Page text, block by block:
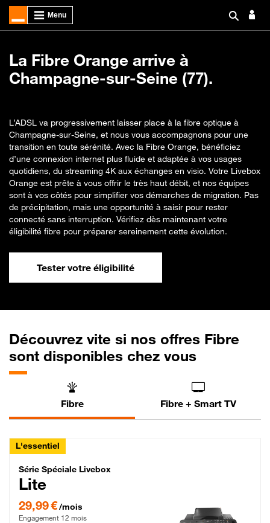
La Fibre Orange arrive à
Champagne-sur-Seine (77).
L’ADSL va progressivement laisser place à la fibre optique à
Champagne-sur-Seine, et nous vous accompagnons pour une
transition en toute sérénité. Avec la Fibre Orange, bénéficiez
d’une connexion internet plus fluide et adaptée à vos usages
quotidiens, du streaming 4K aux échanges en visio. Votre Livebox
Orange est prête à vous offrir le très haut débit, et nos équipes
sont à vos côtés pour simplifier vos démarches de migration. Pas
de précipitation, mais une opportunité à saisir pour rester
connecté sans interruption. Vérifiez dès maintenant votre
éligibilité fibre pour préparer sereinement cette évolution.
Tester votre éligibilité
Découvrez vite si nos offres Fibre
sont disponibles chez vous
Fibre Fibre + Smart TV
L'essentiel
Série Spéciale Livebox Lite Fibre
Série Spéciale Livebox
Lite
29,99 €/mois
Engagement 12 mois